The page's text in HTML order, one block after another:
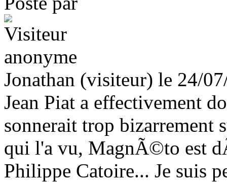
Jonathan (visiteur) le 24/
Jean Piat a effectivement
sonnerait trop bizarrement
qui l'a vu, MagnÃ©to est
Philippe Catoire... Je suis